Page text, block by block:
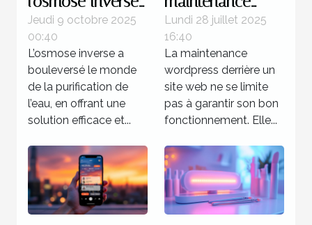
révolutionne la
purification de
l'eau ?
Jeudi 9 octobre 2025
00:40
L’osmose inverse a
bouleversé le monde
de la purification de
l’eau, en offrant une
solution efficace et...
WordPress peut
booster votre
SEO ?
Lundi 28 juillet 2025
16:40
La maintenance
wordpress derrière un
site web ne se limite
pas à garantir son bon
fonctionnement. Elle...